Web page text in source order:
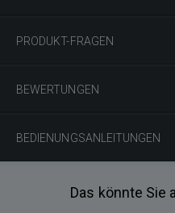
PRODUKT-FRAGEN
BEWERTUNGEN
BEDIENUNGSANLEITUNGEN
Das könnte Sie